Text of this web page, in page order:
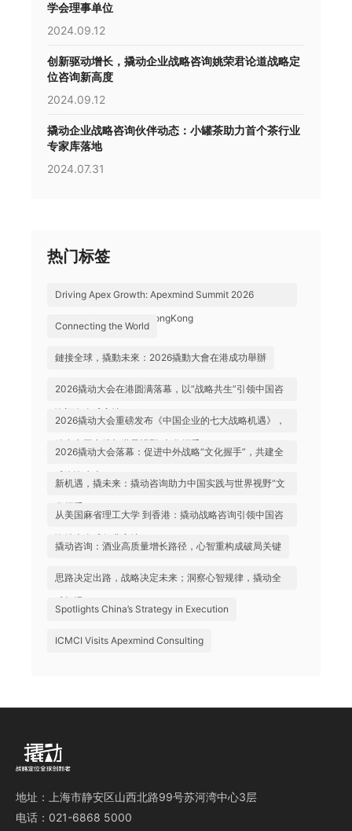
学会理事单位
2024.09.12
创新驱动增长，撬动企业战略咨询姚荣君论道战略定
位咨询新高度
2024.09.12
撬动企业战略咨询伙伴动态：小罐茶助力首个茶行业
专家库落地
2024.07.31
热门标签
Driving Apex Growth: Apexmind Summit 2026
Successfully Held in HongKong
Connecting the World
鏈接全球，撬動未來：2026撬動大會在港成功舉辦
2026撬动大会在港圆满落幕，以“战略共生”引领中国咨
询迈向全球高地
2026撬动大会重磅发布《中国企业的七大战略机遇》，
助力中国实践与世界视野“文化握手”
2026撬动大会落幕：促进中外战略“文化握手”，共建全
球咨询生态
新机遇，撬未来：撬动咨询助力中国实践与世界视野“文
化握手”
从美国麻省理工大学 到香港：撬动战略咨询引领中国咨
询站上全球行业高地
撬动咨询：酒业高质量增长路径，心智重构成破局关键
思路决定出路，战略决定未来；洞察心智规律，撬动全
球机遇
Spotlights China’s Strategy in Execution
ICMCI Visits Apexmind Consulting
地址：上海市静安区山西北路99号苏河湾中心3层
电话：021-6868 5000